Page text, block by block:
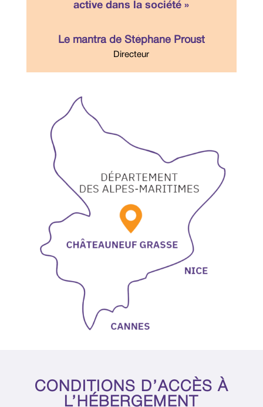
Le mantra de Stéphane Proust
Directeur
active dans la société »
CONDITIONS D’ACCÈS À
L’HÉBERGEMENT